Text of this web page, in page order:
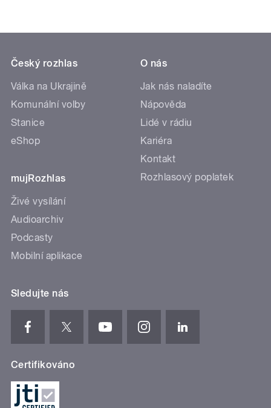
Český rozhlas
Válka na Ukrajině
Komunální volby
Stanice
eShop
mujRozhlas
Živé vysílání
Audioarchiv
Podcasty
Mobilní aplikace
O nás
Jak nás naladíte
Nápověda
Lidé v rádiu
Kariéra
Kontakt
Rozhlasový poplatek
Sledujte nás
Certifikováno